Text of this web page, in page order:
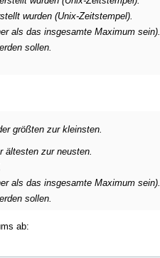
wurden (Unix-Zeitstempel).
als das insgesamte Maximum sein).
sollen.
größten zur kleinsten.
ältesten zur neusten.
als das insgesamte Maximum sein).
sollen.
ab: